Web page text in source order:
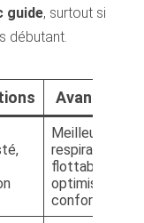
guide, surtout si
débutant.
Avantages
Meilleure
respiration,
flottabilité
optimisée,
confort accru